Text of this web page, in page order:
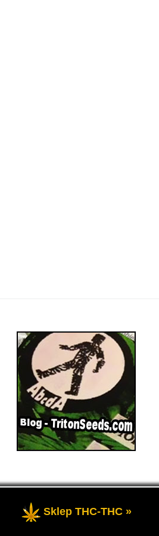
- Przedstawia portal-blog o
Sklep THC-THC »